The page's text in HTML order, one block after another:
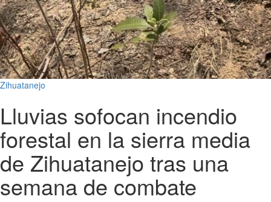
Zihuatanejo
Lluvias sofocan incendio
forestal en la sierra media
de Zihuatanejo tras una
semana de combate